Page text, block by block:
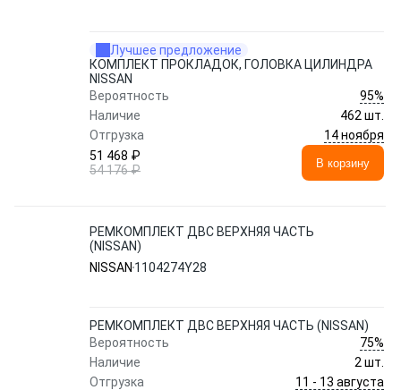
Лучшее предложение
КОМПЛЕКТ ПРОКЛАДОК, ГОЛОВКА ЦИЛИНДРА
NISSAN
Вероятность
95%
Наличие
462 шт.
Отгрузка
14 ноября
51 468 ₽
54 176 ₽
В корзину
РЕМКОМПЛЕКТ ДВС ВЕРХНЯЯ ЧАСТЬ
(NISSAN)
NISSAN 1104274Y28
РЕМКОМПЛЕКТ ДВС ВЕРХНЯЯ ЧАСТЬ (NISSAN)
Вероятность
75%
Наличие
2 шт.
Отгрузка
11 - 13 августа